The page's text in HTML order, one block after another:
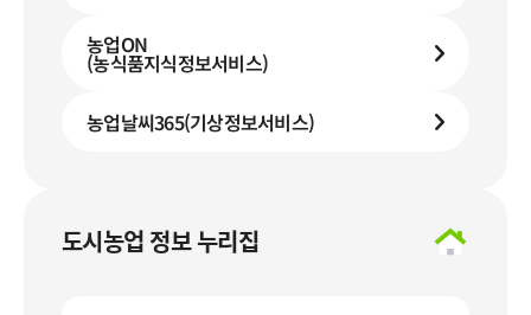
농업ON
(농식품지식정보서비스)
농업날씨365(기상정보서비스)
도시농업 정보 누리집